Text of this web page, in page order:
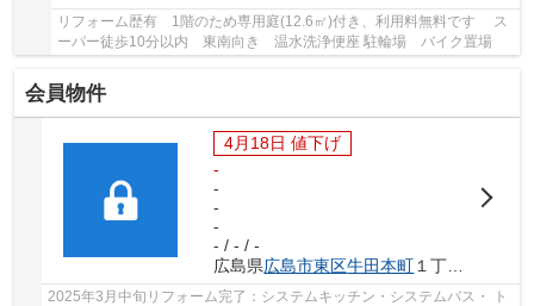
リフォーム歴有 1階のため専用庭(12.6㎡)付き、利用料無料です ス
ーパー徒歩10分以内 東南向き 温水洗浄便座 駐輪場 バイク置場
会員物件
4月18日 値下げ
-
-
-
-
- / - / -
広島県広島市東区牛田本町 １丁目9-16
2025年3月中旬リフォーム完了：システムキッチン・システムバス・ ト